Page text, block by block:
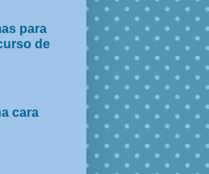
para
de
cara